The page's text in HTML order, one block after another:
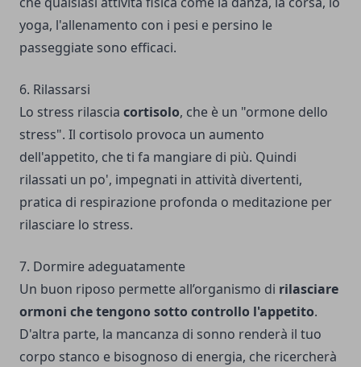
yoga, l'allenamento con i pesi e persino le
passeggiate sono efficaci.
6. Rilassarsi
Lo stress rilascia cortisolo, che è un "ormone dello
stress". Il cortisolo provoca un aumento
dell'appetito, che ti fa mangiare di più. Quindi
rilassati un po', impegnati in attività divertenti,
pratica di respirazione profonda o meditazione per
rilasciare lo stress.
7. Dormire adeguatamente
Un buon riposo permette all’organismo di rilasciare
ormoni che tengono sotto controllo l'appetito.
D'altra parte, la mancanza di sonno renderà il tuo
corpo stanco e bisognoso di energia, che ricercherà